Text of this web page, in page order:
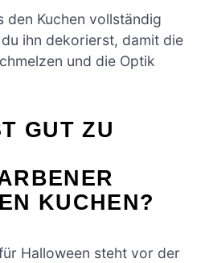
den Kuchen vollständig
ihn dekorierst, damit die
und die Optik
GUT ZU
KUCHEN?
Halloween steht vor der